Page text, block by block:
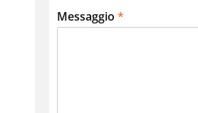
Messaggio *